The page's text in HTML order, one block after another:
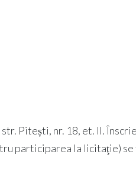
Pitești, nr. 18, et. II.
participarea la licitaţie) se